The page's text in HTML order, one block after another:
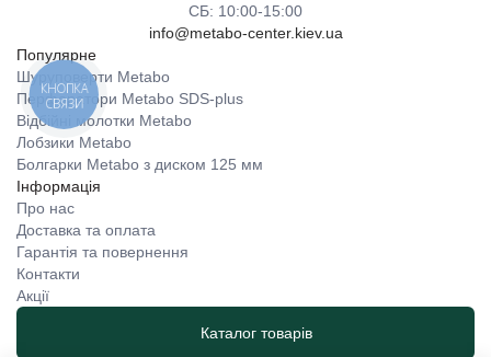
СБ: 10:00-15:00
info@metabo-center.kiev.ua
Популярне
Шуруповерти Metabo
Перфоратори Metabo SDS-plus
Відбійні молотки Metabo
Лобзики Metabo
Болгарки Metabo з диском 125 мм
Інформація
Про нас
Доставка та оплата
Гарантія та повернення
Контакти
Акції
Каталог товарів
КНОПКА
СВЯЗИ